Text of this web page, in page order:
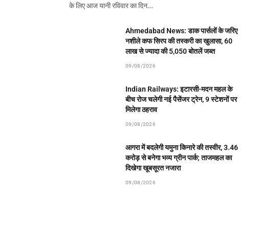
के लिए आज यानी रविवार का दिन…
Ahmedabad News: डाक पार्सलों के जरिए
नशीले कफ सिरप की तस्करी का खुलासा, 60
लाख से ज्यादा की 5,050 बोतलें जब्त
09/08/2026
Indian Railways: इटारसी-मदन महल के
बीच रोज चलेगी नई पैसेंजर ट्रेन, 9 स्टेशनों पर
मिलेगा ठहराव
09/08/2026
आगरा में बदलेगी यमुना किनारे की तस्वीर, 3.46
करोड़ से बनेगा भव्य ग्रीन पार्क; ताजमहल का
दिखेगा खूबसूरत नजारा
09/08/2026